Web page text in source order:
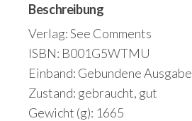
Beschreibung
Verlag: See Comments
ISBN: B001G5WTMU
Einband: Gebundene Ausgabe
Zustand: gebraucht, gut
Gewicht (g): 1665